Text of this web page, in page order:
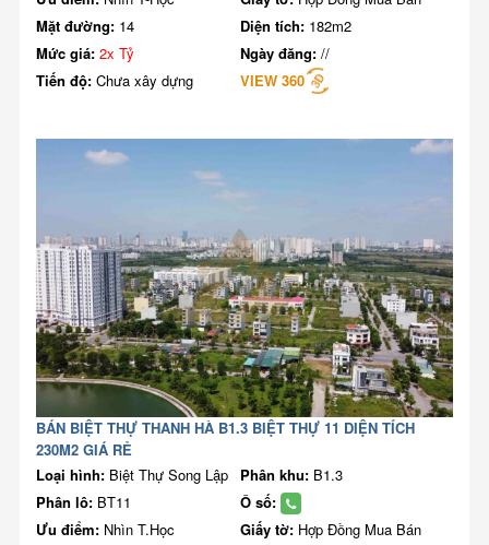
Mặt đường: 14 Diện tích: 182m2
Mức giá: 2x Tỷ Ngày đăng: //
Tiến độ: Chưa xây dựng VIEW 360
BÁN BIỆT THỰ THANH HÀ B1.3 BIỆT THỰ 11 DIỆN TÍCH
230M2 GIÁ RẺ
Loại hình: Biệt Thự Song Lập Phân khu: B1.3
Phân lô: BT11
Ô số:
Ưu điểm: Nhìn T.Học Giấy tờ: Hợp Đồng Mua Bán